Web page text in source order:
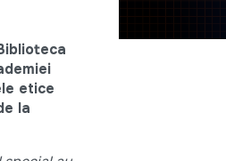
etice
la